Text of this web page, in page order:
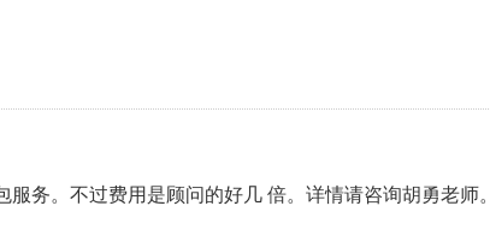
服务。不过费用是顾问的好几 倍。详情请咨询胡勇老师。